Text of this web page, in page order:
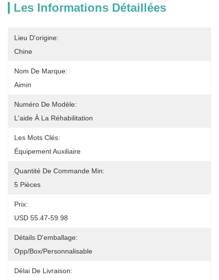
Les Informations Détaillées
Lieu D'origine:
Chine
Nom De Marque:
Aimin
Numéro De Modèle:
L'aide À La Réhabilitation
Les Mots Clés:
Équipement Auxiliaire
Quantité De Commande Min:
5 Pièces
Prix:
USD 55.47-59.98
Détails D'emballage:
Opp/Box/Personnalisable
Délai De Livraison: